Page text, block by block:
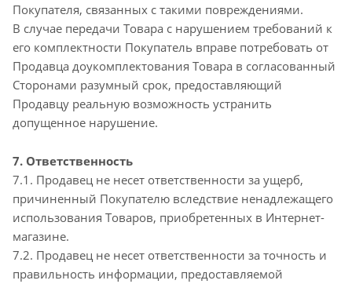
Покупателя, связанных с такими повреждениями.
В случае передачи Товара с нарушением требований к
его комплектности Покупатель вправе потребовать от
Продавца доукомплектования Товара в согласованный
Сторонами разумный срок, предоставляющий
Продавцу реальную возможность устранить
допущенное нарушение.
7. Ответственность
7.1. Продавец не несет ответственности за ущерб,
причиненный Покупателю вследствие ненадлежащего
использования Товаров, приобретенных в Интернет-
магазине.
7.2. Продавец не несет ответственности за точность и
правильность информации, предоставляемой